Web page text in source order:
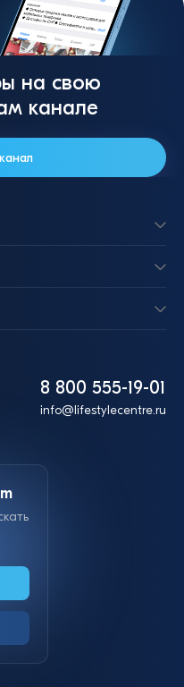
на свою
канале
8 800 555-19-01
info@lifestylecentre.ru